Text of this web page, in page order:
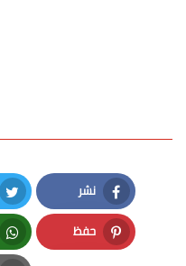
نشر
Facebook
حفظ
Pinterest